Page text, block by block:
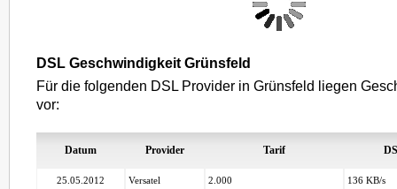
DSL Geschwindigkeit Grünsfeld
Für die folgenden DSL Provider in Grünsfeld liegen
vor:
Datum Provider Tarif
25.05.2012 Versatel 2.000 136 KB/s